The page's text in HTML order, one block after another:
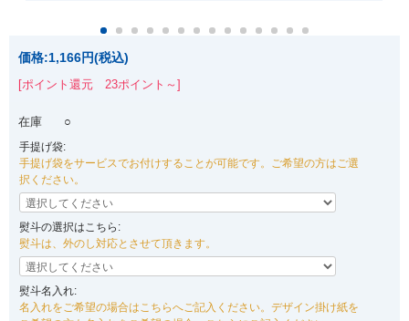
価格:1,166円(税込)
[ポイント還元 23ポイント～]
在庫 ○
手提げ袋:
手提げ袋をサービスでお付けすることが可能です。ご希望の方はご選
択ください。
熨斗の選択はこちら:
熨斗は、外のし対応とさせて頂きます。
熨斗名入れ:
名入れをご希望の場合はこちらへご記入ください。デザイン掛け紙を